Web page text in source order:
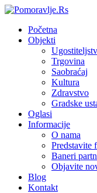
Početna
Objekti
Trgovina
Saobraćaj
Kultura
Zdravstvo
Gradske
Oglasi
Informacije
O nama
Predstavite
Baneri
Objavite
Blog
Kontakt